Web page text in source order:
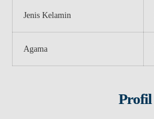
Jenis Kelamin
Agama
Profil